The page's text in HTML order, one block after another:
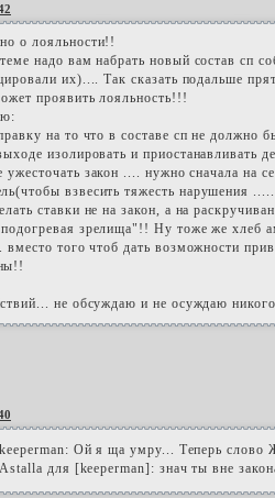
о лояльности!!
надо вам набрать новый состав сп
их).... Так сказать подальше
проявить лояльность!!!
на то что в составе сп не должно
изолировать и приостанавливать
ужесточать закон .... нужно сначала на
взвесить тяжесть нарушения
ставки не на закон, а на
зрелища"!! Ну тоже же хлеб
вместо того чтоб дать возможности
не обсуждаю и не осуждаю
Ой я ща умру... Теперь слово
для [keeperman]: знач ты вне